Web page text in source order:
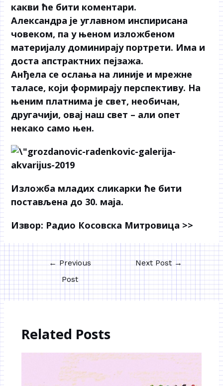
какви ће бити коментари.
Александра је углавном инспирисана
човеком, па у њеном изложбеном
материјалу доминирају портрети. Има и
доста апстрактних пејзажа.
Анђела се ослања на линије и мрежне
таласе, који формирају перспективу. На
њеним платнима је свет, необичан,
другачији, овај наш свет – али опет
некако само њен.
Изложба младих сликарки ће бити
постављена до 30. маја.
Извор: Радио Косовска Митровица >>
←Previous
Post
Next Post→
Related Posts